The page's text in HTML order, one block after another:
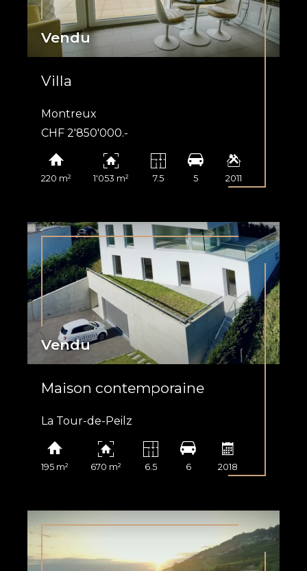
Vendu
Villa
Montreux
CHF 2'850'000.-
220 m² 1'053 m² 7.5 5 2011
Vendu
Maison contemporaine
La Tour-de-Peilz
195 m² 670 m² 6.5 6 2018